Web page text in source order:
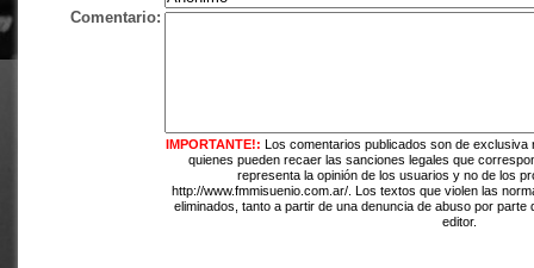
Comentario:
IMPORTANTE!: Los comentarios publicados son de
quienes pueden recaer las sanciones legales que
representa la opinión de los usuarios y no de los
http://www.fmmisuenio.com.ar/. Los textos que violen las
eliminados, tanto a partir de una denuncia de abuso por
editor.